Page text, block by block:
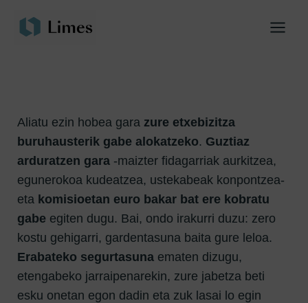
Aliatu ezin hobea gara zure etxebizitza
buruhausterik gabe alokatzeko. Guztiaz
arduratzen gara-maizter fidagarriak aurkitzea,
egunerokoa kudeatzea, ustekabeak konpontzea-
eta komisioetan euro bakar bat ere kobratu
gabe egiten dugu. Bai, ondo irakurri duzu: zero
kostu gehigarri, gardentasuna baita gure leloa.
Erabateko segurtasunaematen dizugu,
etengabeko jarraipenarekin, zure jabetza beti
esku onetan egon dadin eta zuk lasai lo egin